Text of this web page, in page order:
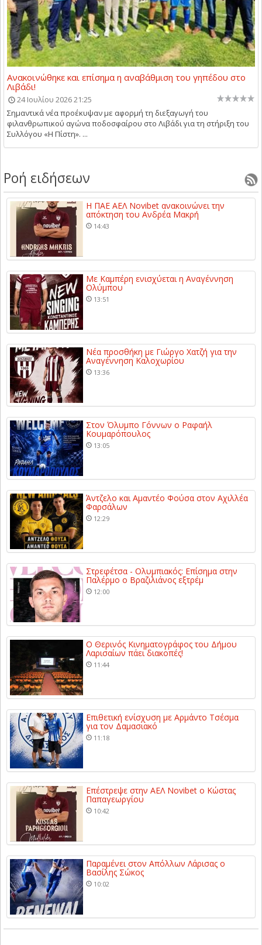
Ανακοινώθηκε και επίσημα η αναβάθμιση του γηπέδου στο
Λιβάδι!
24 Ιουλίου 2026 21:25
Σημαντικά νέα προέκυψαν με αφορμή τη διεξαγωγή του
φιλανθρωπικού αγώνα ποδοσφαίρου στο Λιβάδι για τη στήριξη του
Συλλόγου «Η Πίστη». ...
Ροή ειδήσεων
Η ΠΑΕ ΑΕΛ Novibet ανακοινώνει την
απόκτηση του Ανδρέα Μακρή
14:43
Με Καμπέρη ενισχύεται η Αναγέννηση
Ολύμπου
13:51
Νέα προσθήκη με Γιώργο Χατζή για την
Αναγέννηση Καλοχωρίου
13:36
Στον Όλυμπο Γόννων ο Ραφαήλ
Κουμαρόπουλος
13:05
Άντζελο και Αμαντέο Φούσα στον Αχιλλέα
Φαρσάλων
12:29
Στρεφέτσα - Ολυμπιακός: Επίσημα στην
Παλέρμο ο Βραζιλιάνος εξτρέμ
12:00
Ο Θερινός Κινηματογράφος του Δήμου
Λαρισαίων πάει διακοπές!
11:44
Επιθετική ενίσχυση με Αρμάντο Τσέσμα
για τον Δαμασιακό
11:18
Επέστρεψε στην ΑΕΛ Novibet ο Κώστας
Παπαγεωργίου
10:42
Παραμένει στον Απόλλων Λάρισας ο
Βασίλης Σώκος
10:02